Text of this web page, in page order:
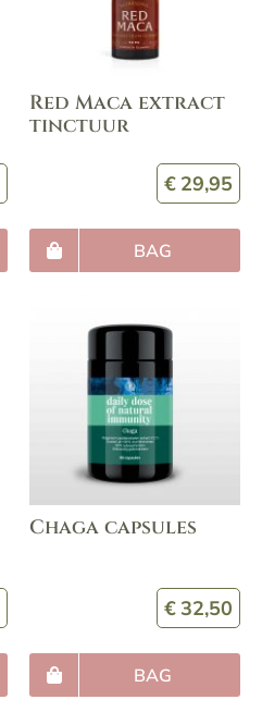
Red Maca extract
tinctuur
€ 29,95
BAG
Chaga capsules
€32,50
BAG